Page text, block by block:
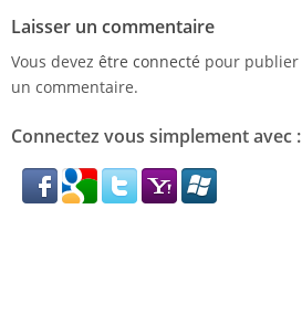
Laisser un commentaire
Vous devez être connecté pour publier
un commentaire.
Connectez vous simplement avec :